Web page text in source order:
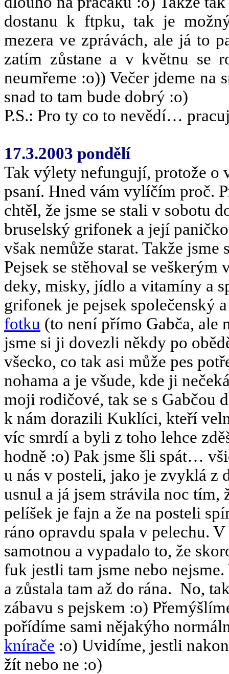
dostanu k ftpku, tak je
mezera ve zprávách, ale já to
zatím zůstane a v květnu se
neumřeme :o)) Večer jdeme na
snad to tam bude dobrý :o)
P.S.: Pro ty co to nevědí…
17.3.2003 pondělí
Tak výlety nefungují, protože o
psaní. Hned vám vylíčím proč.
chtěl, že jsme se stali v sobotu
bruselský grifonek a její
však nemůže starat. Takže
Pejsek se stěhoval se
deky, misky, jídlo a vitamíny a
grifonek je pejsek společenský
fotku (to není přímo Gabča, ale
jsme si ji dovezli někdy po
všecko, co tak asi může pes
nohama a je všude, kde ji
moji rodičové, tak se s Gabčou
k nám dorazili Kuklíci, kteří
víc smrdí a byli z toho lehce
hodně :o) Pak jsme šli spát…
u nás v posteli, jako je zvyklá z
usnul a já jsem strávila noc tím,
pelíšek je fajn a že na posteli
ráno opravdu spala v pelechu.
samotnou a vypadalo to, že
fuk jestli tam jsme nebo
a zůstala tam až do rána. No,
zábavu s pejskem :o)
pořídíme sami nějakýho
knírače :o) Uvidíme, jestli
žít nebo ne :o)